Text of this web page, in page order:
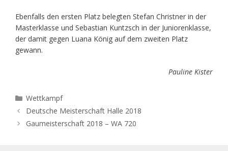
Ebenfalls den ersten Platz belegten Stefan Christner in der
Masterklasse und Sebastian Kuntzsch in der Juniorenklasse,
der damit gegen Luana König auf dem zweiten Platz
gewann.
Pauline Kister
Kategorien
Wettkampf
Deutsche Meisterschaft Halle 2018
Gaumeisterschaft 2018 – WA 720